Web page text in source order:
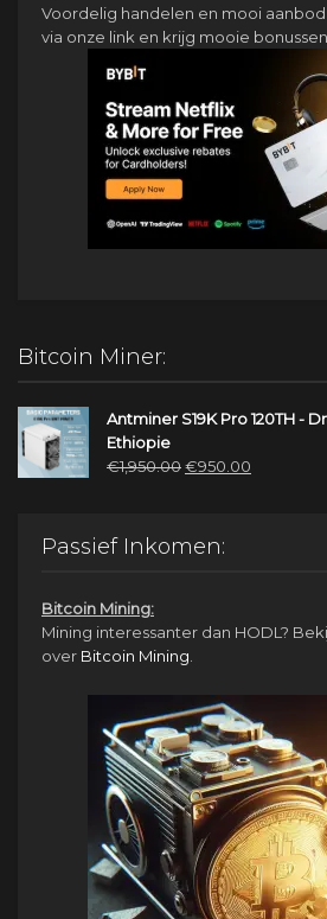
Voordelig handelen en mooi aanbod
via onze link en krijg mooie bonussen.
Bitcoin Miner:
Antminer S19K Pro 120TH -
Ethiopie
€1,950.00Oorspronkelijke
€950.00
Passief Inkomen:
Bitcoin Mining:
Mining interessanter dan HODL?
over Bitcoin Mining